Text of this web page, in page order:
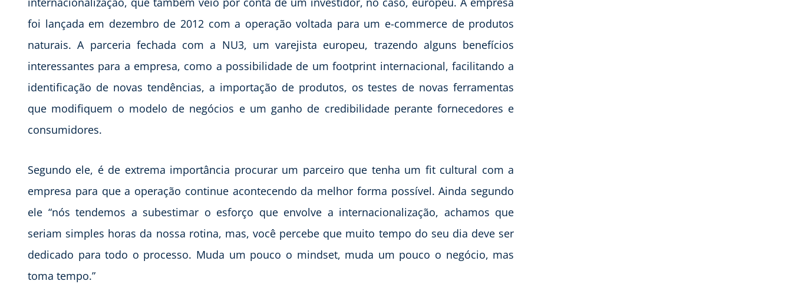
foi lançada em dezembro de 2012 com a operação voltada para um e-commerce de produtos
naturais. A parceria fechada com a NU3, um varejista europeu, trazendo alguns benefícios
interessantes para a empresa, como a possibilidade de um footprint internacional, facilitando a
identificação de novas tendências, a importação de produtos, os testes de novas ferramentas
que modifiquem o modelo de negócios e um ganho de credibilidade perante fornecedores e
consumidores.
Segundo ele, é de extrema importância procurar um parceiro que tenha um fit cultural com a
empresa para que a operação continue acontecendo da melhor forma possível. Ainda segundo
ele “nós tendemos a subestimar o esforço que envolve a internacionalização, achamos que
seriam simples horas da nossa rotina, mas, você percebe que muito tempo do seu dia deve ser
dedicado para todo o processo. Muda um pouco o mindset, muda um pouco o negócio, mas
toma tempo.”